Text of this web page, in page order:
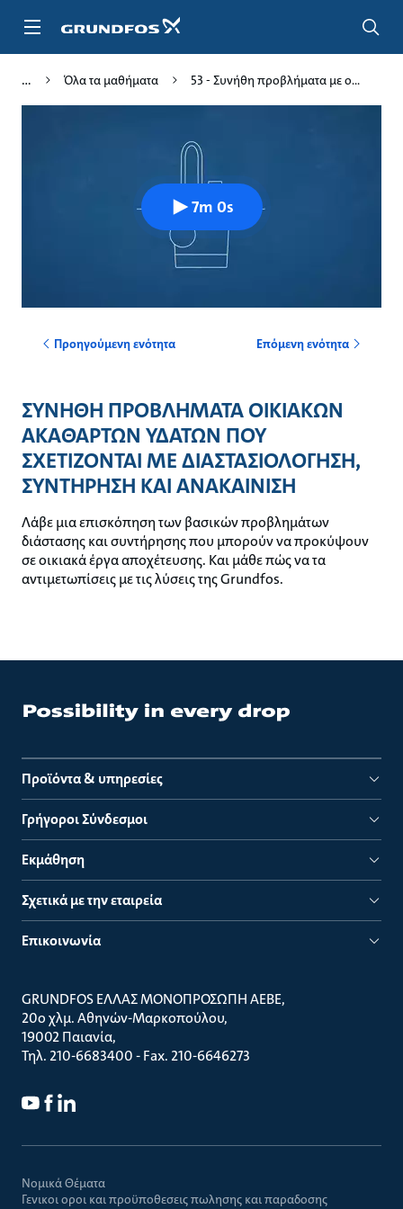
Όλα τα μαθήματα 53 - Συνήθη προβλήματα με ο...
7m 0s
Προηγούμενη ενότητα Επόμενη ενότητα
ΣΥΝΗΘΗ ΠΡΟΒΛΗΜΑΤΑ ΟΙΚΙΑΚΩΝ
ΑΚΑΘΑΡΤΩΝ ΥΔΑΤΩΝ ΠΟΥ
ΣΧΕΤΙΖΟΝΤΑΙ ΜΕ ΔΙΑΣΤΑΣΙΟΛΟΓΗΣΗ,
ΣΥΝΤΗΡΗΣΗ ΚΑΙ ΑΝΑΚΑΙΝΙΣΗ
Λάβε μια επισκόπηση των βασικών προβλημάτων
διάστασης και συντήρησης που μπορούν να προκύψουν
σε οικιακά έργα αποχέτευσης. Και μάθε πώς να τα
αντιμετωπίσεις με τις λύσεις της Grundfos.
Προϊόντα & υπηρεσίες
Γρήγοροι Σύνδεσμοι
Εκμάθηση
Σχετικά με την εταιρεία
Επικοινωνία
GRUNDFOS ΕΛΛΑΣ ΜΟΝΟΠΡΟΣΩΠΗ ΑΕΒΕ
20ο χλμ. Αθηνών-Μαρκοπούλου
19002 Παιανία
Τηλ. 210-6683400 - Fax. 210-6646273
Νομικά Θέματα
Γενικοι οροι και προϋποθεσεις πωλησης και παραδοσης